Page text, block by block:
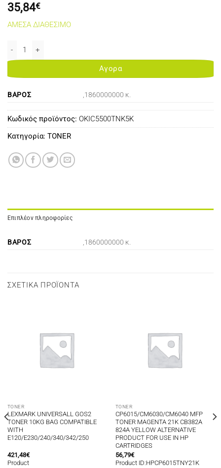
35,84€
ΑΜΕΣΑ ΔΙΑΘΕΣΙΜΟ
OKI C5500/5600/5800/5900 TONER BLACK 5K ποσότητα
Αγορα
ΒΆΡΟΣ ,1860000000 κ.
Κωδικός προϊόντος: OKIC5500TNK5K
Κατηγορία: TONER
Επιπλέον πληροφορίες
ΒΆΡΟΣ ,1860000000 κ.
ΣΧΕΤΙΚΆ ΠΡΟΪΌΝΤΑ
TONER
LEXMARK UNIVERSALL GOS2
TONER 10KG BAG COMPATIBLE
WITH
E120/E230/240/340/342/250
421,48€
Product
TONER
CP6015/CM6030/CM6040 MFP
TONER MAGENTA 21K CB382A
824A YELLOW ALTERNATIVE
PRODUCT FOR USE IN HP
CARTRIDGES
56,79€
Product ID:HPCP6015TNY21K